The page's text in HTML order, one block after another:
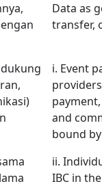
Data as
transfer,
i. Event
and
bound
ii.
IBC in